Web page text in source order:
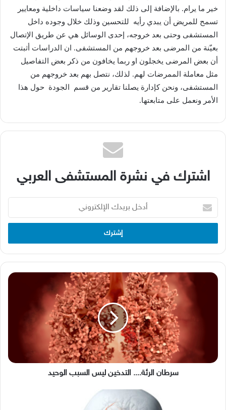
خير ما يرام. بالإضافة إلى ذلك لقد وضعنا سياسات داخلية ومعايير
تسمح للمريض أن يبدي رأيه للتحسين وذلك خلال وجوده داخل
المستشفى وحتى بعد خروجه، إحدى الوسائل هي عن طريق
الإتصال
بعيّنة من المرضى بعد خروجهم من المستشفى. ان الدراسات أثبتت
أن بعض المرضى يخجلون او ربما يخافون من ذكر بعض
التفاصيل
مثل معاملة الممرضات لهم. لذلك، نتصل بهم بعد خروجهم من
المستشفى، ونحن كإدارة يصلنا تقارير من قسم الجودة حول هذا
الأمر ونعمل على متابعتها.
اشترك في نشرة المستشفى العربي
بريدك
الإلكتروني
سرطان
سرطان الرئة.... التدخين ليس السبب الوحيد